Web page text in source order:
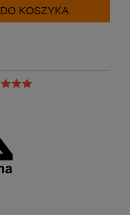
DO KOSZYKA